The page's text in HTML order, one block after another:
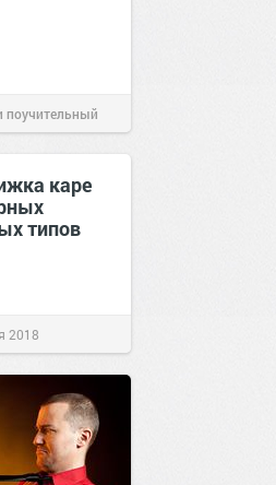
поучительный
каре
типов
2018